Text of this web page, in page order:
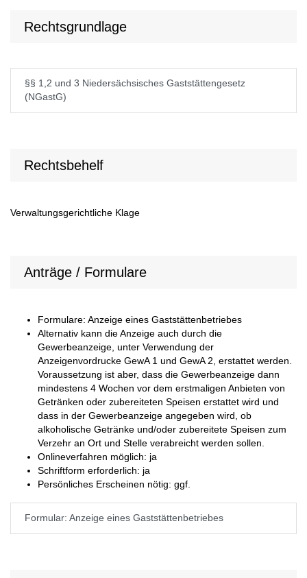
Rechtsgrundlage
§§ 1,2 und 3 Niedersächsisches Gaststättengesetz
(NGastG)
Rechtsbehelf
Verwaltungsgerichtliche Klage
Anträge / Formulare
Formulare: Anzeige eines Gaststättenbetriebes
Alternativ kann die Anzeige auch durch die
Gewerbeanzeige, unter Verwendung der
Anzeigenvordrucke GewA 1 und GewA 2, erstattet werden.
Voraussetzung ist aber, dass die Gewerbeanzeige dann
mindestens 4 Wochen vor dem erstmaligen Anbieten von
Getränken oder zubereiteten Speisen erstattet wird und
dass in der Gewerbeanzeige angegeben wird, ob
alkoholische Getränke und/oder zubereitete Speisen zum
Verzehr an Ort und Stelle verabreicht werden sollen.
Onlineverfahren möglich: ja
Schriftform erforderlich: ja
Persönliches Erscheinen nötig: ggf.
Formular: Anzeige eines Gaststättenbetriebes